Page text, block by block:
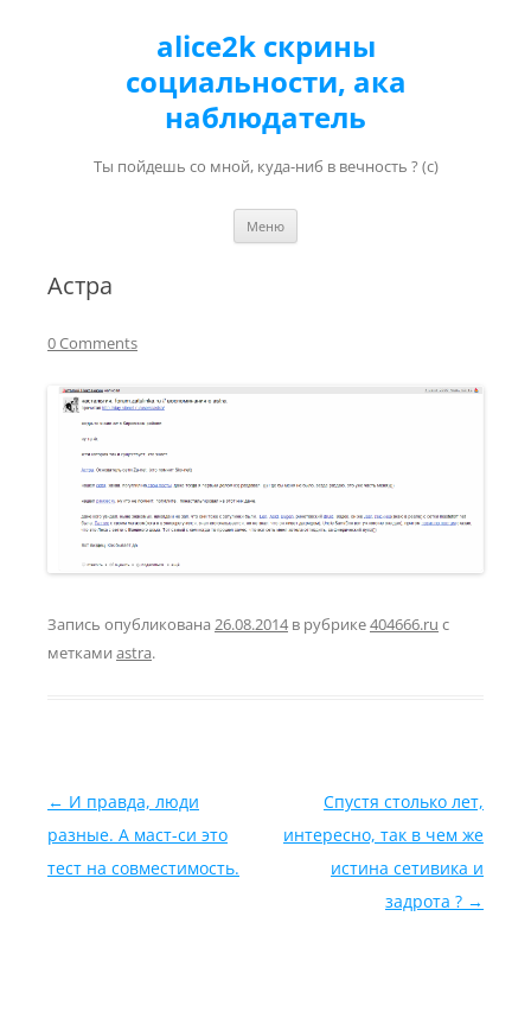
alice2k скрины
социальности, ака
наблюдатель
Ты пойдешь со мной, куда-ниб в вечность ? (с)
Меню
Астра
0 Comments
Запись опубликована 26.08.2014в рубрике404666.ru с
метками astra.
Навигация по записям
← И правда, люди
разные. А маст-си это
тест на совместимость.
Спустя столько лет,
интересно, так в чем же
истина сетивика и
задрота ? →